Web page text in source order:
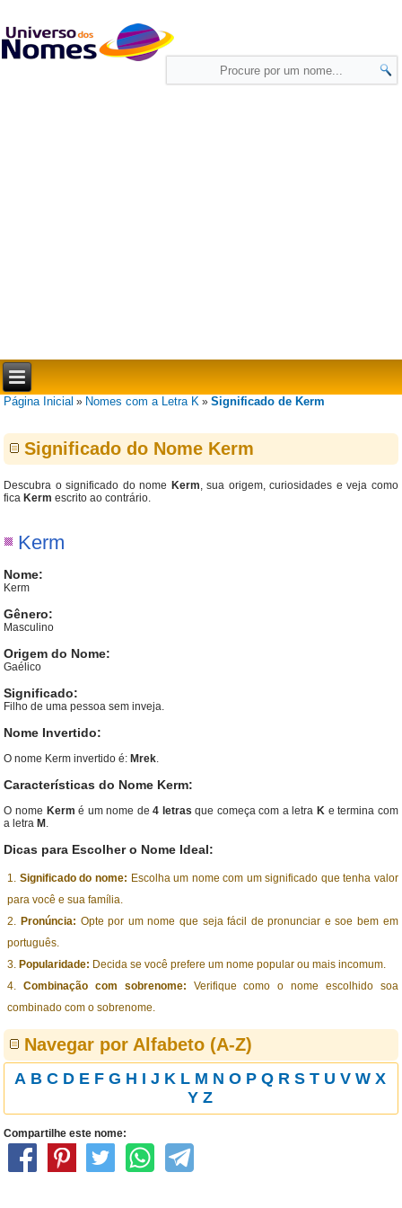
Página Inicial » Nomes com a Letra K »Significado de Kerm
Significado do Nome Kerm
Descubra o significado do nome Kerm, sua origem, curiosidades e veja como
fica Kerm escrito ao contrário.
Kerm
Nome:
Kerm
Gênero:
Masculino
Origem do Nome:
Gaélico
Significado:
Filho de uma pessoa sem inveja.
Nome Invertido:
O nome Kerm invertido é: Mrek.
Características do Nome Kerm:
O nome Kerm é um nome de4 letras que começa com a letra Ke termina com
a letra M .
Dicas para Escolher o Nome Ideal:
Significado do nome: Escolha um nome com um significado que tenha valor
para você e sua família.
Pronúncia: Opte por um nome que seja fácil de pronunciar e soe bem em
português.
Popularidade: Decida se você prefere um nome popular ou mais incomum.
Combinação com sobrenome: Verifique como o nome escolhido soa
combinado com o sobrenome.
Navegar por Alfabeto (A-Z)
A B C D E F G H I J K L M N O P Q R S T U V W X
Y Z
Compartilhe este nome: